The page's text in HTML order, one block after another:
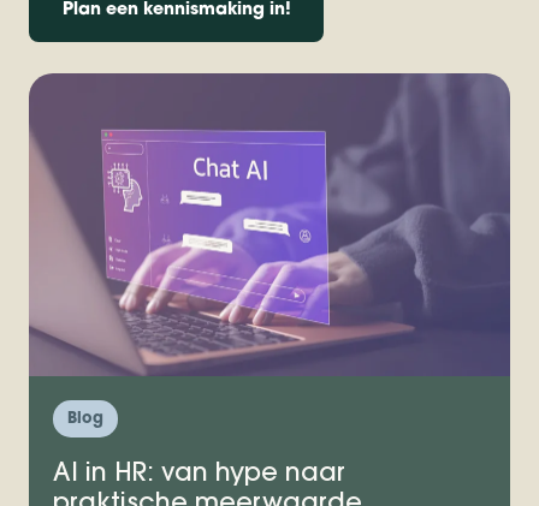
Plan een kennismaking in!
Blog
AI in HR: van hype naar